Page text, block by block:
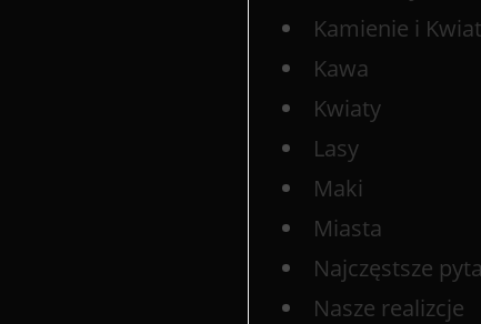
Kamienie i
Kawa
Kwiaty
Lasy
Maki
Miasta
Najczęstsze
Nasze realizcje